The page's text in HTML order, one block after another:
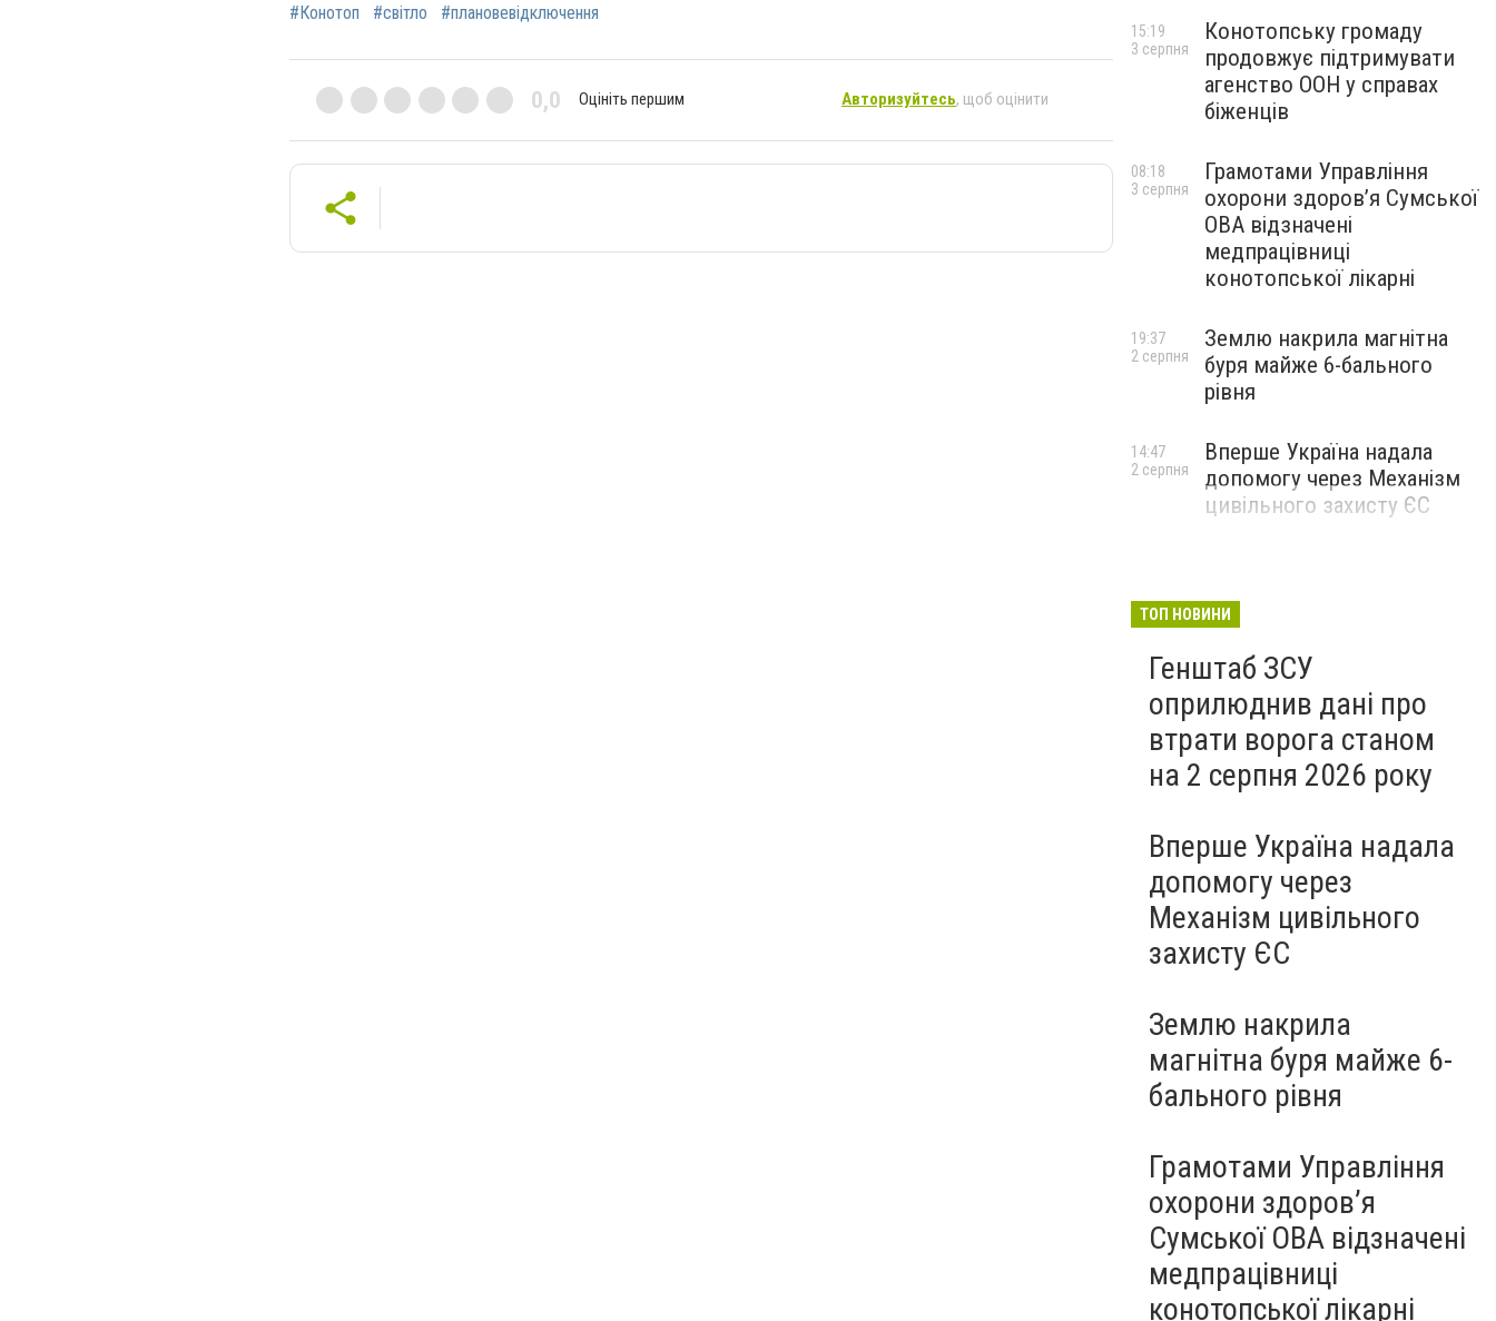
#Конотоп #світло #плановевідключення
0,0 Оцініть першим Авторизуйтесь, щоб оцінити
Конотопську громаду
продовжує підтримувати
агенство ООН у справах
біженців
15:19
3 серпня
Грамотами Управління
охорони здоров’я Сумської
ОВА відзначені
медпрацівниці
конотопської лікарні
08:18
3 серпня
Землю накрила магнітна
буря майже 6-бального
рівня
19:37
2 серпня
Вперше Україна надала
допомогу через Механізм
цивільного захисту ЄС
14:47
2 серпня
ТОП НОВИНИ
Генштаб ЗСУ
оприлюднив дані про
втрати ворога станом
на 2 серпня 2026 року
Вперше Україна надала
допомогу через
Механізм цивільного
захисту ЄС
Землю накрила
магнітна буря майже 6-
бального рівня
Грамотами Управління
охорони здоров’я
Сумської ОВА відзначені
медпрацівниці
конотопської лікарні